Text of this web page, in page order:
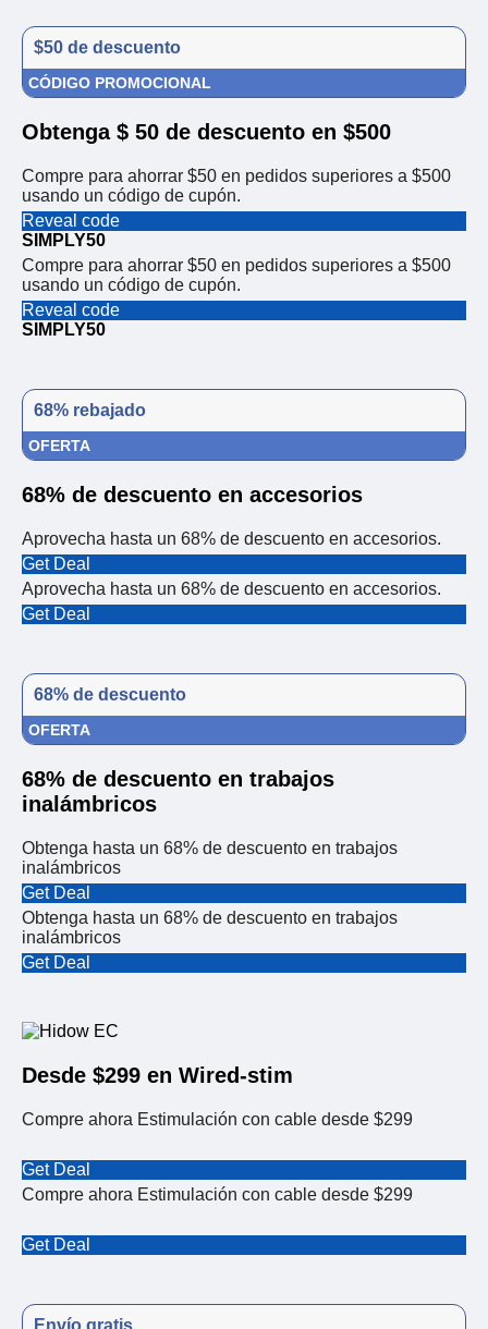
$50 de descuento
CÓDIGO PROMOCIONAL
Obtenga $ 50 de descuento en $500
Compre para ahorrar $50 en pedidos superiores a $500
usando un código de cupón.
Reveal code
SIMPLY50
Compre para ahorrar $50 en pedidos superiores a $500
usando un código de cupón.
Reveal code
SIMPLY50
68% rebajado
OFERTA
68% de descuento en accesorios
Aprovecha hasta un 68% de descuento en accesorios.
Get Deal
Aprovecha hasta un 68% de descuento en accesorios.
Get Deal
68% de descuento
OFERTA
68% de descuento en trabajos
inalámbricos
Obtenga hasta un 68% de descuento en trabajos
inalámbricos
Get Deal
Obtenga hasta un 68% de descuento en trabajos
inalámbricos
Get Deal
Desde $299 en Wired-stim
Compre ahora Estimulación con cable desde $299
Get Deal
Compre ahora Estimulación con cable desde $299
Get Deal
Envío gratis